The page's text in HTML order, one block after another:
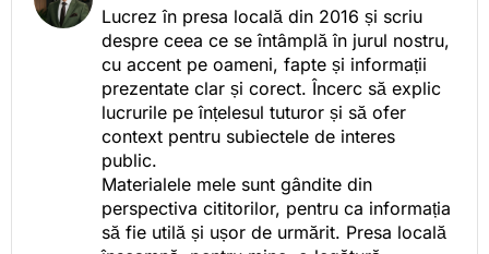
Lucrez în presa locală din 2016 și scriu
despre ceea ce se întâmplă în jurul nostru,
cu accent pe oameni, fapte și informații
prezentate clar și corect. Încerc să explic
lucrurile pe înțelesul tuturor și să ofer
context pentru subiectele de interes
public.
Materialele mele sunt gândite din
perspectiva cititorilor, pentru ca informația
să fie utilă și ușor de urmărit. Presa locală